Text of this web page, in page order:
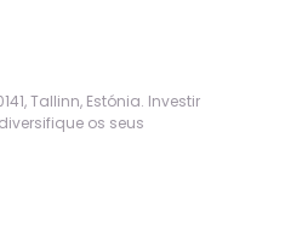
Tallinn, Estónia. Investir
os seus